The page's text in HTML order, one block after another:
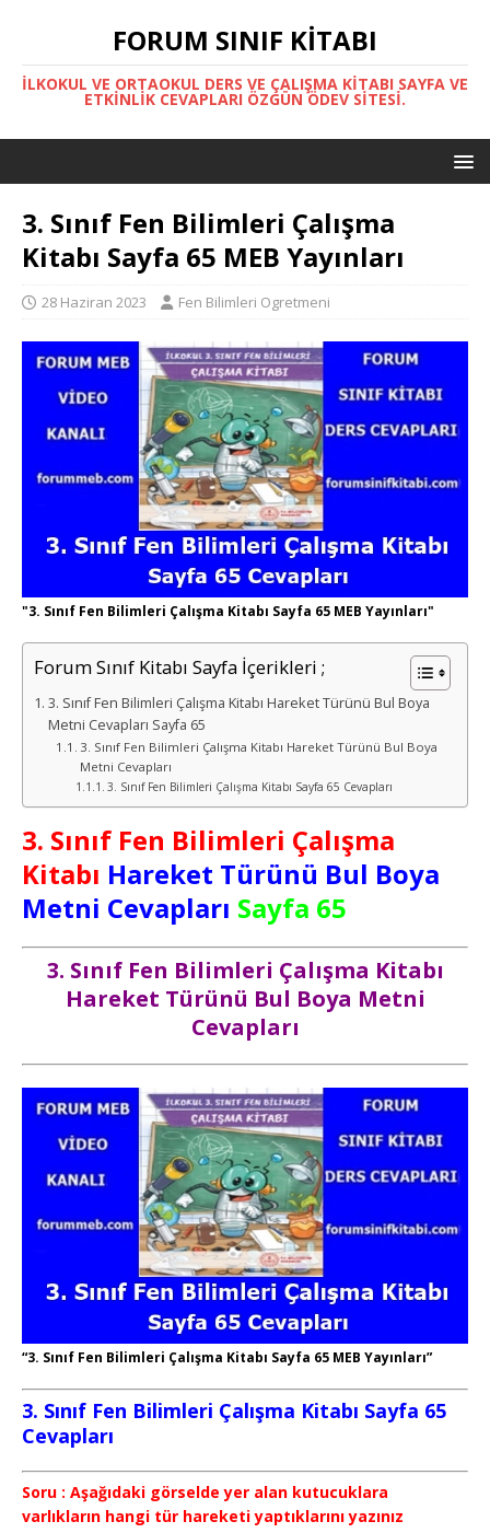
FORUM SINIF KITABI
İLKOKUL VE ORTAOKUL DERS VE ÇALIŞMA KITABI SAYFA VE
ETKINLIK CEVAPLARI ÖZGÜN ÖDEV SITESI.
3. Sınıf Fen Bilimleri Çalışma
Kitabı Sayfa 65 MEB Yayınları
28 Haziran 2023 Fen Bilimleri Ogretmeni
"3. Sınıf Fen Bilimleri Çalışma Kitabı Sayfa 65 MEB Yayınları"
Forum Sınıf Kitabı Sayfa İçerikleri ;
3. Sınıf Fen Bilimleri Çalışma Kitabı Hareket Türünü Bul Boya
Metni Cevapları Sayfa 65
3. Sınıf Fen Bilimleri Çalışma Kitabı Hareket Türünü Bul Boya
Metni Cevapları
3. Sınıf Fen Bilimleri Çalışma Kitabı Sayfa 65 Cevapları
3. Sınıf Fen Bilimleri Çalışma
Kitabı Hareket Türünü Bul Boya
Metni Cevapları Sayfa 65
3. Sınıf Fen Bilimleri Çalışma Kitabı
Hareket Türünü Bul Boya Metni
Cevapları
“3. Sınıf Fen Bilimleri Çalışma Kitabı Sayfa 65 MEB Yayınları”
3. Sınıf Fen Bilimleri Çalışma Kitabı Sayfa 65
Cevapları
Soru : Aşağıdaki görselde yer alan kutucuklara
varlıkların hangi tür hareketi yaptıklarını yazınız